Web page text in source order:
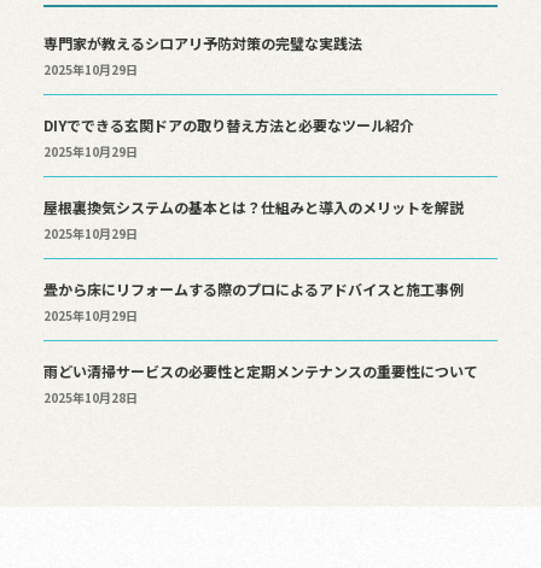
専門家が教えるシロアリ予防対策の完璧な実践法
2025年10月29日
DIYでできる玄関ドアの取り替え方法と必要なツール紹介
2025年10月29日
屋根裏換気システムの基本とは？仕組みと導入のメリットを解説
2025年10月29日
畳から床にリフォームする際のプロによるアドバイスと施工事例
2025年10月29日
雨どい清掃サービスの必要性と定期メンテナンスの重要性について
2025年10月28日